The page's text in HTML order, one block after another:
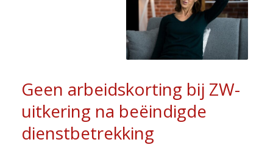
Geen arbeidskorting bij ZW-
uitkering na beëindigde
dienstbetrekking